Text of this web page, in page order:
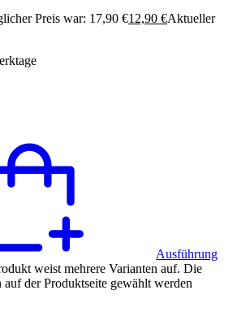
Preis war: 17,90 €12,90 €Aktueller
Ausführung
weist mehrere Varianten auf. Die
der Produktseite gewählt werden